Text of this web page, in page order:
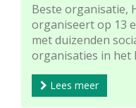
Beste organisatie,
organiseert op 13
met duizenden
organisaties in het
Lees meer